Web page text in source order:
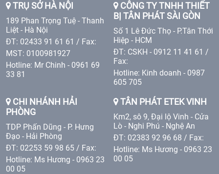
TRỤ SỞ HÀ NỘI
189 Phan Trọng Tuệ - Thanh
Liệt - Hà Nội
ĐT: 02433 91 61 61 / Fax:
MST: 0100981927
Hotline: Mr Chinh - 0961 69
33 81
CÔNG TY TNHH THIẾT
BỊ TÂN PHÁT SÀI GÒN
Số 1 Lê Đức Thọ - P.Tân Thới
Hiệp - HCM
ĐT: CSKH - 0912 11 41 61 /
Fax:
Hotline: Kinh doanh - 0987
605 705
CHI NHÁNH HẢI
PHÒNG
TDP Phấn Dũng - P. Hưng
Đạo - Hải Phòng
ĐT: 02253 59 98 65 / Fax:
Hotline: Ms Hương - 0963 23
00 05
TÂN PHÁT ETEK VINH
Km2, sô 9, Đại lộ Vinh - Cửa
Lò - Nghi Phú - Nghệ An
ĐT: 02383 92 96 68 / Fax:
Hotline: Ms Hương - 0963 23
00 05